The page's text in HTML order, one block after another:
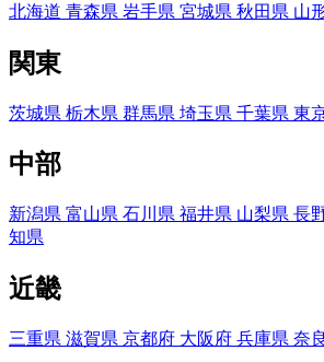
北海道 青森県 岩手県 宮城県 秋田県 山
関東
茨城県 栃木県 群馬県 埼玉県 千葉県 東
中部
新潟県 富山県 石川県 福井県 山梨県 長
知県
近畿
三重県 滋賀県 京都府 大阪府 兵庫県 奈